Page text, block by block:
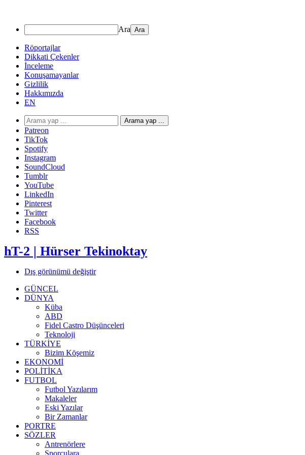
Ara
Röportajlar
Dikkati Çekenler
İnceleme
Konuşamayanlar
Gizlilik
Hakkımızda
EN
Arama yap ...
Patreon
TikTok
Spotify
Instagram
SoundCloud
Tumblr
YouTube
LinkedIn
Pinterest
Twitter
Facebook
RSS
hT-2 | Hürser Tekinoktay
Dış görünümü değiştir
GÜNCEL
DÜNYA
Küba
ABD
Fidel Castro Düşünceleri
Teknoloji
TÜRKİYE
Bizim Köşemiz
EKONOMİ
POLİTİKA
FUTBOL
Futbol Yazılarım
Makaleler
Eski Yazılar
Bir Zamanlar
PORTRE
SÖZLER
Antrenörlere
Sporculara